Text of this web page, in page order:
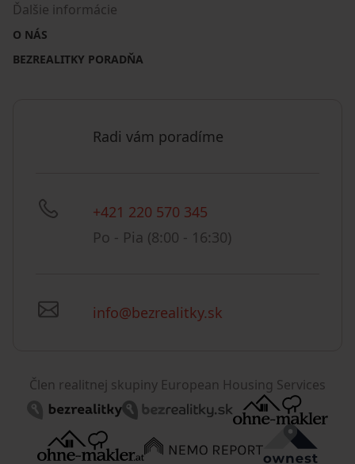
Ďalšie informácie
O NÁS
BEZREALITKY PORADŇA
Radi vám poradíme
+421 220 570 345
Po - Pia (8:00 - 16:30)
info@bezrealitky.sk
Člen realitnej skupiny European Housing Services